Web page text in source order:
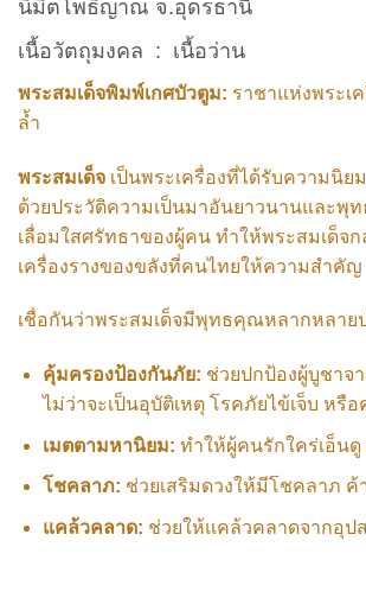
นิมิตโพธิญาณ จ.อุดรธานี
เนื้อวัตถุมงคล : เนื้อว่าน
พระสมเด็จพิมพ์เกศบัวตูม: ราชาแห่งพระเ
ล้ำ
พระสมเด็จ เป็นพระเครื่องที่ได้รับความนิ
ด้วยประวัติความเป็นมาอันยาวนานและพุ
เลื่อมใสศรัทธาของผู้คน ทำให้พระสมเด็จ
เครื่องรางของขลังที่คนไทยให้ความสำคัญ
เชื่อกันว่าพระสมเด็จมีพุทธคุณหลากหลาย
คุ้มครองป้องกันภัย: ช่วยปกป้องผู้บูชาจ
ไม่ว่าจะเป็นอุบัติเหตุ โรคภัยไข้เจ็บ หรื
เมตตามหานิยม: ทำให้ผู้คนรักใคร่เอ็นดู
โชคลาภ: ช่วยเสริมดวงให้มีโชคลาภ ค้
แคล้วคลาด: ช่วยให้แคล้วคลาดจากอุป